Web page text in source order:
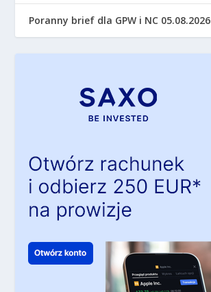
Poranny brief dla GPW i NC 05.08.2026